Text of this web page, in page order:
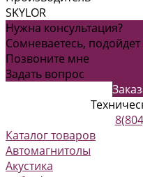
SKYLOR
Нужна консультация?
Сомневаетесь, подойдет
Позвоните мне
Задать вопрос
Каталог товаров
Автомагнитолы
Акустика